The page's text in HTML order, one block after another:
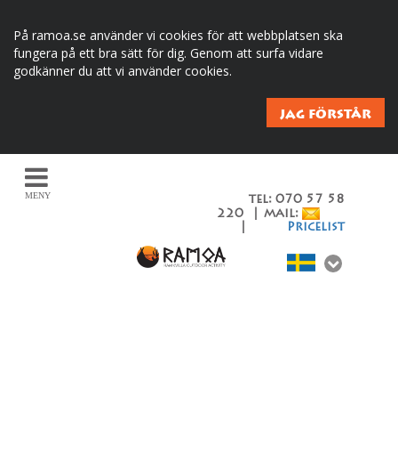
På ramoa.se använder vi cookies för att webbplatsen ska
fungera på ett bra sätt för dig. Genom att surfa vidare
godkänner du att vi använder cookies.
JAG FÖRSTÅR
tel: 070 57 58
220 | mail:
Pricelist
MENY